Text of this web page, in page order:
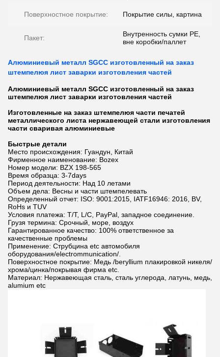
Поверхностное покрытие: Покрытие силы, картина
Пакет:
Внутренность сумки PE,
вне коробки/паллет
Алюминиевый металл SGCC изготовленный на заказ
штемпелюя лист заварки изготовления частей
Алюминиевый металл SGCC изготовленный на заказ
штемпелюя лист заварки изготовления частей
Изготовленные на заказ штемпелюя части печатей
металлического листа нержавеющей стали изготовления
части сваривая алюминиевые
Быстрые детали
Место происхождения: Гуандун, Китай
Фирменное наименование: Bozex
Номер модели: BZX 198-565
Время образца: 3-7days
Период деятельности: Над 10 летами
Объем дела: Весны и части штемпелевать
Определенный отчет: ISO: 9001:2015, IATF16946: 2016, BV,
RoHs и TUV
Условия платежа: T/T, L/C, PayPal, западное соединение.
Грузя термина: Срочный, море, воздух
Гарантированное качество: 100% ответственное за
качественные проблемы
Применение: Струбцина etc автомобиля
оборудования/electrommunication/.
Поверхностное покрытие: Медь /beryllium плакировкой никеля/
хрома/цинка/покрывая фирма etc.
Материал: Нержавеющая сталь, сталь углерода, латунь, медь,
alumium etc